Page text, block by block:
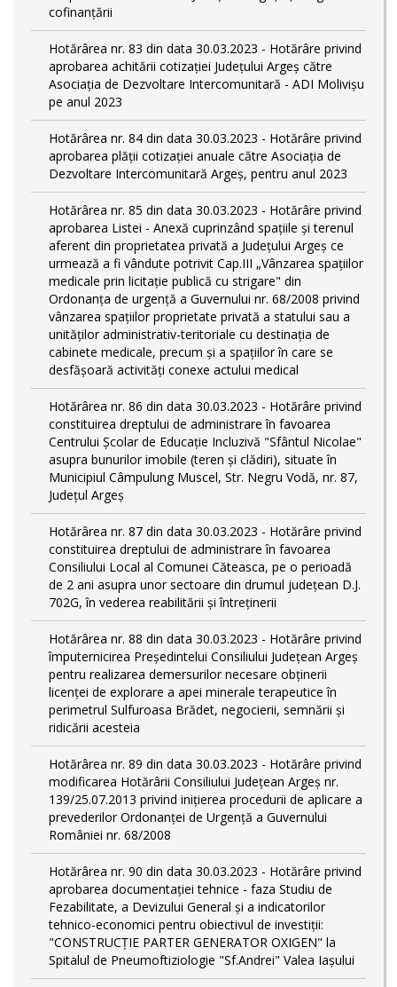
cofinanțării
Hotărârea nr. 83 din data 30.03.2023 - Hotărâre privind
aprobarea achitării cotizației Județului Argeș către
Asociația de Dezvoltare Intercomunitară - ADI Molivișu
pe anul 2023
Hotărârea nr. 84 din data 30.03.2023 - Hotărâre privind
aprobarea plății cotizației anuale către Asociația de
Dezvoltare Intercomunitară Argeș, pentru anul 2023
Hotărârea nr. 85 din data 30.03.2023 - Hotărâre privind
aprobarea Listei - Anexă cuprinzând spaţiile şi terenul
aferent din proprietatea privată a Judeţului Argeş ce
urmează a fi vândute potrivit Cap.III „Vânzarea spaţiilor
medicale prin licitaţie publică cu strigare" din
Ordonanța de urgență a Guvernului nr. 68/2008 privind
vânzarea spațiilor proprietate privată a statului sau a
unităților administrativ-teritoriale cu destinația de
cabinete medicale, precum și a spațiilor în care se
desfășoară activități conexe actului medical
Hotărârea nr. 86 din data 30.03.2023 - Hotărâre privind
constituirea dreptului de administrare în favoarea
Centrului Școlar de Educație Incluzivă "Sfântul Nicolae"
asupra bunurilor imobile (teren și clădiri), situate în
Municipiul Câmpulung Muscel, Str. Negru Vodă, nr. 87,
Județul Argeș
Hotărârea nr. 87 din data 30.03.2023 - Hotărâre privind
constituirea dreptului de administrare în favoarea
Consiliului Local al Comunei Căteasca, pe o perioadă
de 2 ani asupra unor sectoare din drumul județean D.J.
702G, în vederea reabilitării și întreținerii
Hotărârea nr. 88 din data 30.03.2023 - Hotărâre privind
împuternicirea Președintelui Consiliului Județean Argeș
pentru realizarea demersurilor necesare obținerii
licenței de explorare a apei minerale terapeutice în
perimetrul Sulfuroasa Brădet, negocierii, semnării și
ridicării acesteia
Hotărârea nr. 89 din data 30.03.2023 - Hotărâre privind
modificarea Hotărârii Consiliului Județean Argeș nr.
139/25.07.2013 privind inițierea procedurii de aplicare a
prevederilor Ordonanței de Urgență a Guvernului
României nr. 68/2008
Hotărârea nr. 90 din data 30.03.2023 - Hotărâre privind
aprobarea documentației tehnice - faza Studiu de
Fezabilitate, a Devizului General și a indicatorilor
tehnico-economici pentru obiectivul de investiții:
"CONSTRUCȚIE PARTER GENERATOR OXIGEN" la
Spitalul de Pneumoftiziologie "Sf.Andrei" Valea Iașului